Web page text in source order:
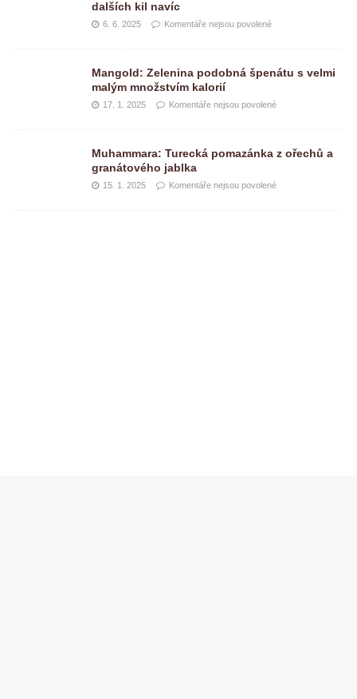
dalších kil navíc
6. 6. 2025 Komentáře nejsou povolené
Mangold: Zelenina podobná špenátu s velmi
malým množstvím kalorií
17. 1. 2025 Komentáře nejsou povolené
Muhammara: Turecká pomazánka z ořechů a
granátového jablka
15. 1. 2025 Komentáře nejsou povolené